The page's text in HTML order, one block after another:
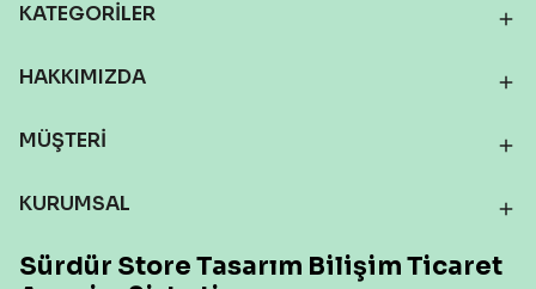
KATEGORİLER
HAKKIMIZDA
MÜŞTERİ
KURUMSAL
Sürdür Store Tasarım Bilişim Ticaret